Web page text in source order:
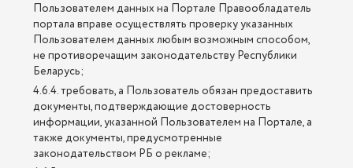
Пользователем данных на Портале Правообладатель
портала вправе осуществлять проверку указанных
Пользователем данных любым возможным способом,
не противоречащим законодательству Республики
Беларусь;
4.6.4. требовать, а Пользователь обязан предоставить
документы, подтверждающие достоверность
информации, указанной Пользователем на Портале, а
также документы, предусмотренные
законодательством РБ о рекламе;